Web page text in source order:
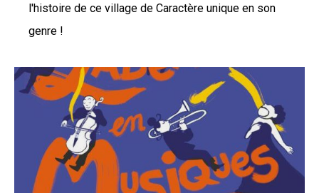
l'histoire de ce village de Caractère unique en son
genre !